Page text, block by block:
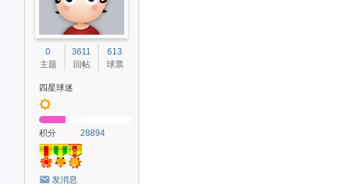
0
主题
3611
回帖
613
球票
四星球迷
积分 28894
发消息